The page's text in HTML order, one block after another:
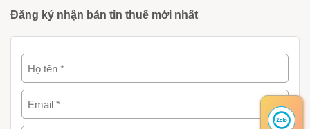
Đăng ký nhận bản tin thuế mới nhất